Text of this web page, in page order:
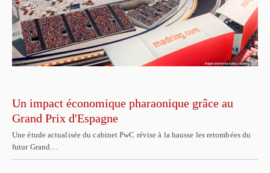
Un impact économique pharaonique grâce au
Grand Prix d'Espagne
Une étude actualisée du cabinet PwC révise à la hausse les retombées du
futur Grand…